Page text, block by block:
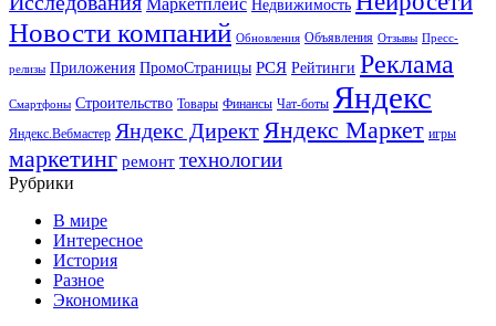
Недвижимость
Новости компаний Обновления Объявления Отзывы Пресс-
релизы Приложения ПромоСтраницы РСЯ Рейтинги Реклама
Смартфоны Строительство Товары Финансы Чат-боты Яндекс
Яндекс.Вебмастер Яндекс Директ Яндекс Маркет игры
маркетинг ремонт технологии
Рубрики
В мире
Интересное
История
Разное
Экономика